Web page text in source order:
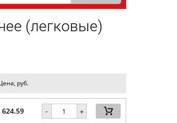
(легковые)
руб.
624.59 - +